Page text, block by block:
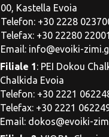
00, Kastella Evoia
Telefon: +30 2228
Telefax: +30 22280 22001
Email: info@evoiki-
Filiale 1: PEI Dokou
Chalkida Evoia
Telefon: +30 2221
Telefax: +30 2221
Email: dokos@evoiki-